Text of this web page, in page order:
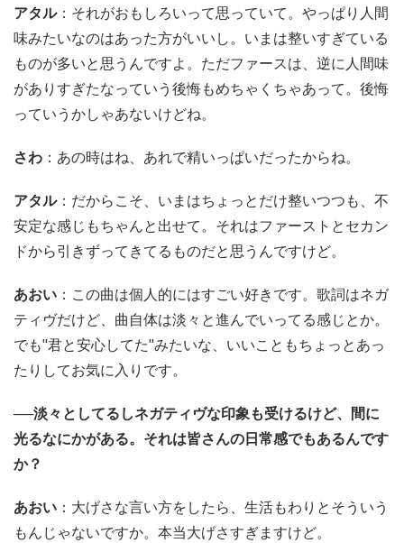
アタル：それがおもしろいって思っていて。やっぱり人間
味みたいなのはあった方がいいし。いまは整いすぎている
ものが多いと思うんですよ。ただファースは、逆に人間味
がありすぎたなっていう後悔もめちゃくちゃあって。後悔
っていうかしゃあないけどね。
さわ ：あの時はね、あれで精いっぱいだったからね。
アタル：だからこそ、いまはちょっとだけ整いつつも、不
安定な感じもちゃんと出せて。それはファーストとセカン
ドから引きずってきてるものだと思うんですけど。
あおい ：この曲は個人的にはすごい好きです。歌詞はネガ
ティヴだけど、曲自体は淡々と進んでいってる感じとか。
でも"君と安心してた"みたいな、いいこともちょっとあっ
たりしてお気に入りです。
──淡々としてるしネガティヴな印象も受けるけど、間に
光るなにかがある。それは皆さんの日常感でもあるんです
か？
あおい ：大げさな言い方をしたら、生活もわりとそういう
もんじゃないですか。本当大げさすぎますけど。